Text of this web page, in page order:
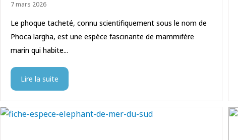
7 mars 2026
Le phoque tacheté, connu scientifiquement sous le nom de
Phoca largha, est une espèce fascinante de mammifère
marin qui habite...
Lire la suite